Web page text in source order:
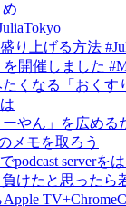
り上げる方法
を開催しました
くなる「おくす
やん」を広める
メモを取ろう
podcast serverを
負けたと思った